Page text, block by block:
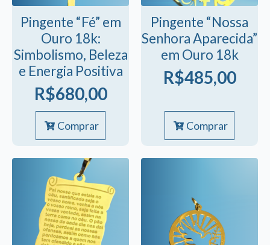
página
do
produto
Pingente “Fé” em
Ouro 18k:
Simbolismo, Beleza
e Energia Positiva
R$680,00
Comprar
Pingente “Nossa
Senhora Aparecida”
em Ouro 18k
R$485,00
Comprar